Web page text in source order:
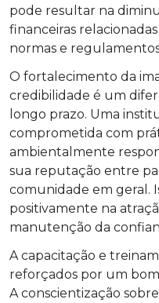
pode resultar na
financeiras
normas e
O fortalecimento da
credibilidade é um
longo prazo. Uma
comprometida com
ambientalmente
sua reputação entre
comunidade em geral.
positivamente na
manutenção da
A capacitação e
reforçados por um
A conscientização